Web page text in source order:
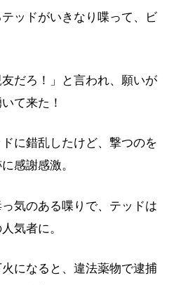
ッドがいきなり喋って、ビ
だろ！」と言われ、願いが
て来た！
に錯乱したけど、撃つのを
感謝感激。
気のある喋りで、テッドは
気者に。
になると、違法薬物で逮捕